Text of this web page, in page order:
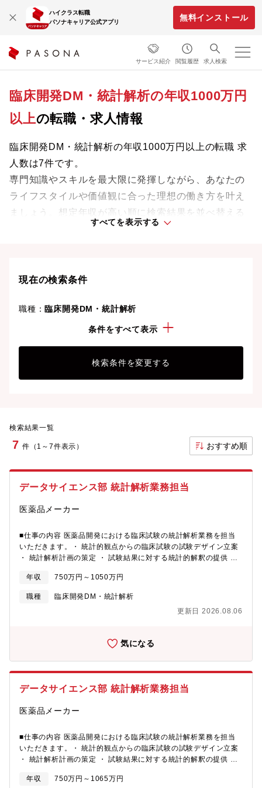
ハイクラス転職
パソナキャリア公式アプリ
無料インストール
サービス紹介 閲覧履歴 求人検索
臨床開発DM・統計解析の年収1000万円
以上の転職・求人情報
臨床開発DM・統計解析の年収1000万円以上の転職 求
人数は7件です。
専門知識やスキルを最大限に発揮しながら、あなたの
ライフスタイルや価値観に合った理想の働き方を叶え
ましょう。想定年収が高い順に検索結果を並べ替える
すべてを表示する
現在の検索条件
職種： 臨床開発DM・統計解析
1000万円以上条件をすべて表示
検索条件を変更する
検索結果一覧
7 件（1～7件表示） おすすめ順
データサイエンス部 統計解析業務担当
医薬品メーカー
■仕事の内容 医薬品開発における臨床試験の統計解析業務を担当
いただきます。・ 統計的観点からの臨床試験の試験デザイン立案
・ 統計解析計画の策定 ・ 試験結果に対する統計的解釈の提供 ・
データ解析業務にも従事していただきます。 ■採用背景当社は京
都を拠点とするグローバルヘルスケアカンパニーとして、一人ひ
とりの新しい生きるを世界に届ける会社 をありたい姿に掲げ、希
少疾病領域を中心に国内外で医薬品の研究開発を推進していま
功確率の高い試験デザインを提案することにより医薬品開発に貢
ます。こうしたビジョンの実現に向けて、チームの中心となっ
規制当局対応を主体的にリードできる即戦力人材を求めていま
です。ベテランから若手までバランスよく構成されています。■魅
し、現在はヨーロッパへの進出を目指しています。将来的にグロ
ーバル売り上げ比率50％をめざしています。・中途社員は全職種
でプレイヤーから管理職まで直近5年で約30名入社され、離職率
の核酸医薬品だけでなく、抗体薬も導入予定のため今後も事業拡
年収 750万円～1050万円
職種
臨床開発DM・統計解析
更新日 2026.08.06
気になる
データサイエンス部 統計解析業務担当
医薬品メーカー
■仕事の内容 医薬品開発における臨床試験の統計解析業務を担当
いただきます。・ 統計的観点からの臨床試験の試験デザイン立案
・ 統計解析計画の策定 ・ 試験結果に対する統計的解釈の提供 ・
データ解析業務にも従事していただきます。 ■採用背景当社は京
年収 750万円～1065万円